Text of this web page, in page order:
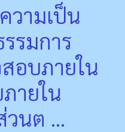
วามเป็น
รมการ
อบภายใน
ายใน
วนต ...